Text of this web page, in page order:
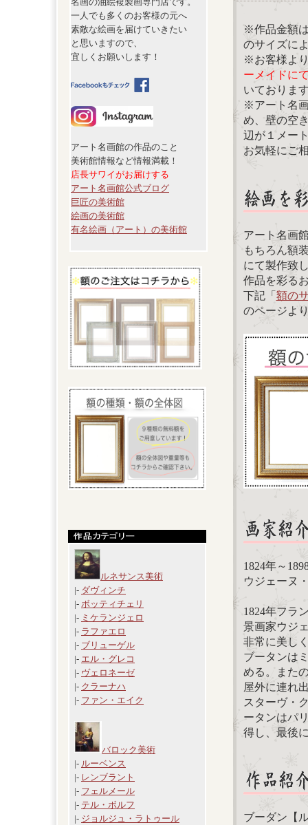
一人でも多くのお客様の元へ
素敵な絵画を届けていきたい
と思いますので、
宜しくお願いします！
アート名画館の作品のこと
美術館情報など情報満載！
店長サワイがお届けする
アート名画館公式ブログ
巨匠の美術館
絵画の美術館
有名絵画（アート）の美術館
ルネサンス美術
|- ダヴィンチ
|- ボッティチェリ
|- ミケランジェロ
|- ラファエロ
|- ブリューゲル
|- エル・グレコ
|- ヴェロネーゼ
|- クラーナハ
|- ファン・エイク
バロック美術
|- ルーベンス
|- レンブラント
|- フェルメール
|- テル・ボルフ
|- ジョルジュ・ラトゥール
※作品金額
のサイズに
※お客様よ
ーメイドに
いておりま
※アート名
め、壁の空
辺が１メー
お気軽にご
アート名画
もちろん額
にて製作致
作品を彩る
下記「額の
のページよ
1824年～
ウジェーヌ
1824年フラ
景画家ウジ
非常に美し
ブータンは
める。また
屋外に連れ
スターヴ・
ータンはパ
得し、最後
ブーダン【